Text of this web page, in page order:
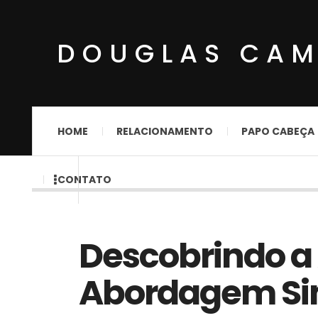
DOUGLAS
HOME RELACIONAMENTO PAPO CABEÇA
CONTATO
Descobrindo
Abordagem